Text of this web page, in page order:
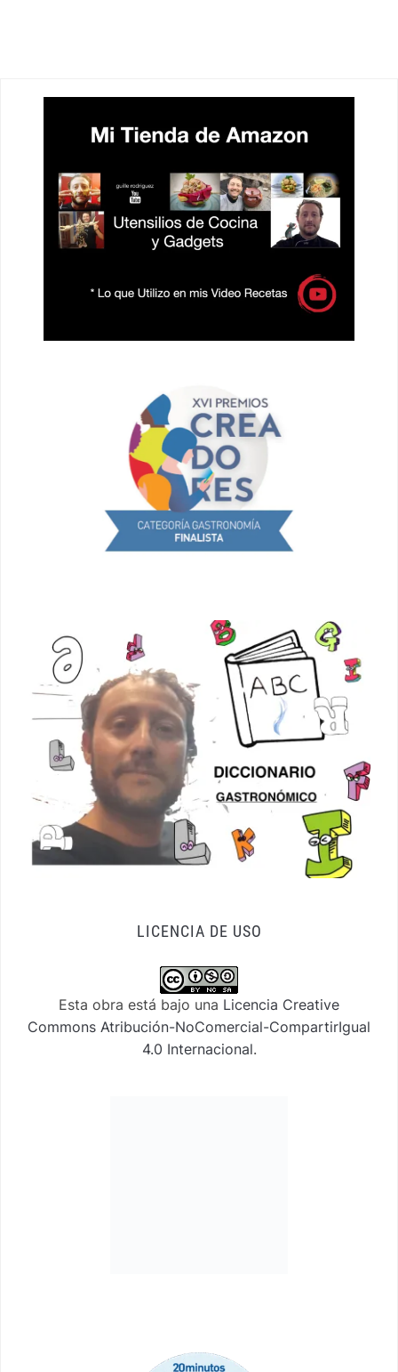
LICENCIA DE USO
Esta obra está bajo una Licencia Creative
Commons Atribución-NoComercial-CompartirIgual
4.0 Internacional.